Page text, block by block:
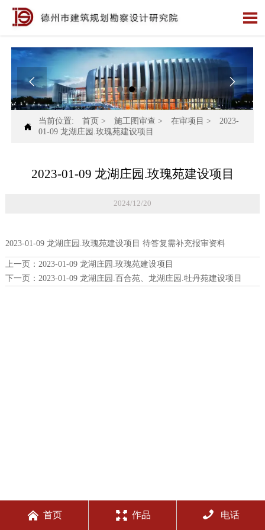

 

当前位置: 首页 > 施工图审查 > 在审项目 >
2023-
01-09 龙湖庄园.玫瑰苑建设项目
2023-01-09 龙湖庄园.玫瑰苑建设项目
2024/12/20
2023-01-09 龙湖庄园.玫瑰苑建设项目 待答复需补充报审资料
上一页： 2023-01-09 龙湖庄园.玫瑰苑建设项目
下一页： 2023-01-09 龙湖庄园.百合苑、龙湖庄园.牡丹苑建设项目
 首页  作品  电话